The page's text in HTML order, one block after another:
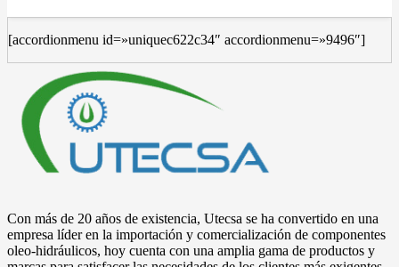
[accordionmenu id=»uniquec622c34″ accordionmenu=»9496″]
Con más de 20 años de existencia, Utecsa se ha convertido en una
empresa líder en la importación y comercialización de componentes
oleo-hidráulicos, hoy cuenta con una amplia gama de productos y